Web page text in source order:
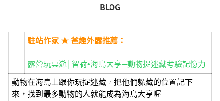
BLOG
駐站作家 ★ 爸趣外露推薦：
露營玩桌遊│智荷•海島大亨─動物捉迷藏考驗記憶力
動物在海島上跟你玩捉迷藏，把他們躲藏的位置記下
來，找到最多動物的人就能成為海島大亨喔！